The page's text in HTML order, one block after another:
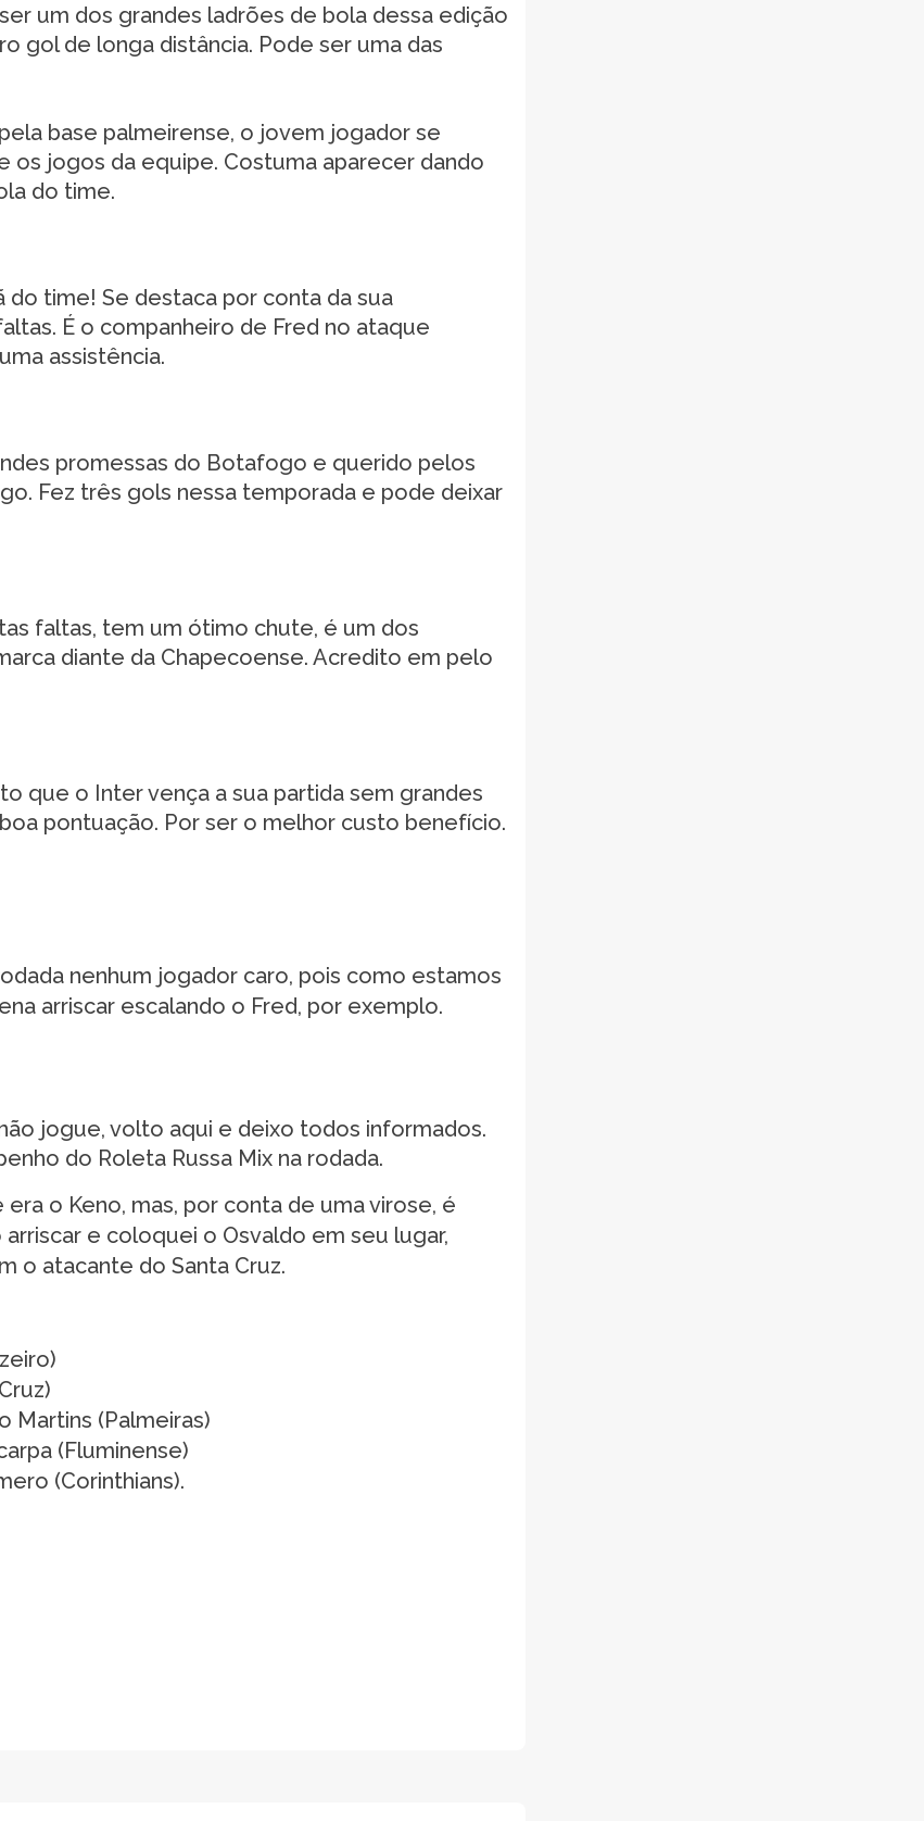
um dos grandes ladrões de bola dessa edição
gol de longa distância. Pode ser uma das
base palmeirense, o jovem jogador se
jogos da equipe. Costuma aparecer dando
do time.
do time! Se destaca por conta da sua
É o companheiro de Fred no ataque
assistência.
promessas do Botafogo e querido pelos
Fez três gols nessa temporada e pode deixar
faltas, tem um ótimo chute, é um dos
diante da Chapecoense. Acredito em pelo
que o Inter vença a sua partida sem grandes
pontuação. Por ser o melhor custo benefício.
nenhum jogador caro, pois como estamos
arriscar escalando o Fred, por exemplo.
jogue, volto aqui e deixo todos informados.
do Roleta Russa Mix na rodada.
o Keno, mas, por conta de uma virose, é
e coloquei o Osvaldo em seu lugar,
o atacante do Santa Cruz.
Martins (Palmeiras)
(Fluminense)
(Corinthians).